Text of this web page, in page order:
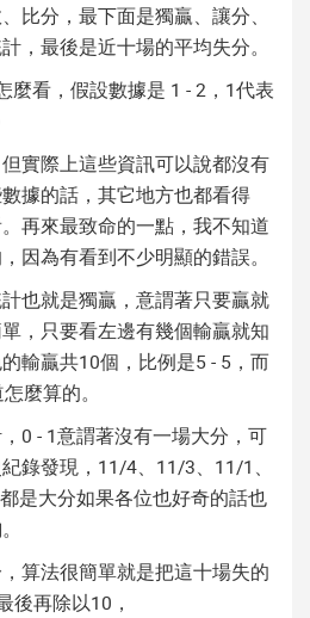
比分，最下面是獨贏、讓分、
，最後是近十場的平均失分。
麼看，假設數據是 1 - 2，1代表
實際上這些資訊可以說都沒有
據的話，其它地方也都看得
再來最致命的一點，我不知道
因為有看到不少明顯的錯誤。
也就是獨贏，意謂著只要贏就
，只要看左邊有幾個輸贏就知
輸贏共10個，比例是5 - 5，而
麼算的。
0 - 1意謂著沒有一場大分，可
錄發現，11/4、11/3、11/1、
是大分如果各位也好奇的話也
算法很簡單就是把這十場失的
後再除以10，